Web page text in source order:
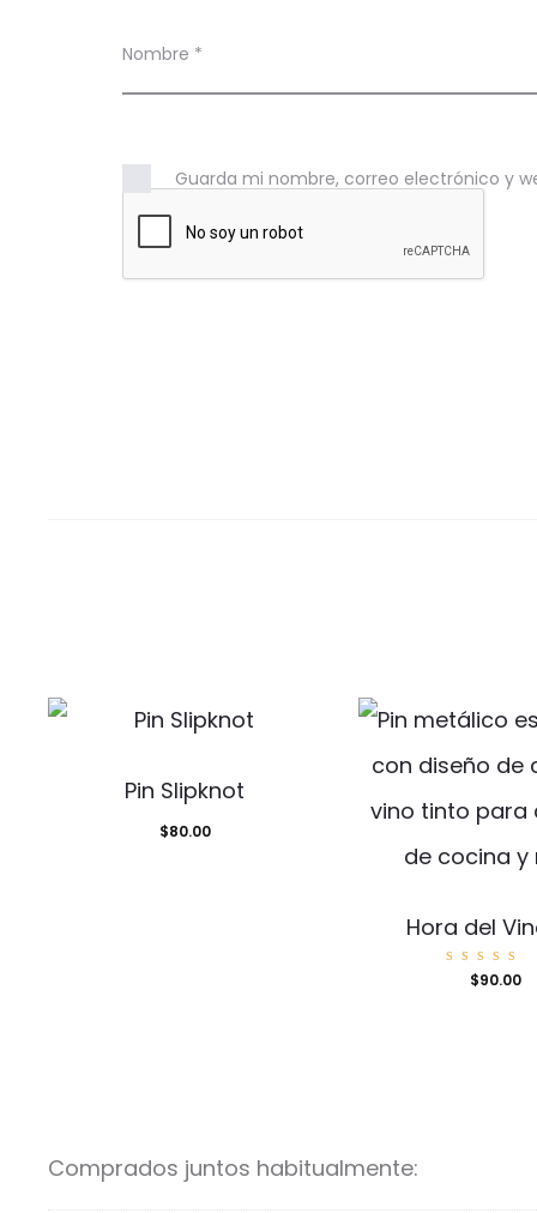
Nombre *
Guarda mi nombre, correo electrónico y
Pin Slipknot
$80.00
Hora del
o con
$90.00
Comprados juntos habitualmente: